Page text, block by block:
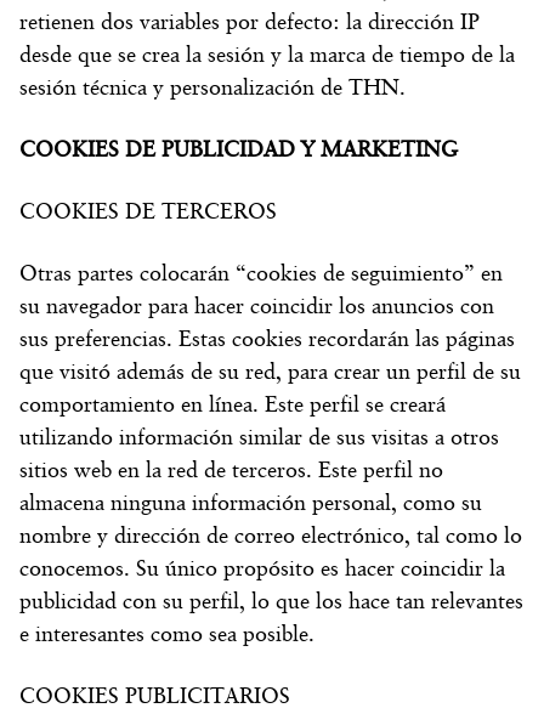
retienen dos variables por defecto: la dirección IP
desde que se crea la sesión y la marca de tiempo de la
sesión técnica y personalización de THN.
COOKIES DE PUBLICIDAD Y MARKETING
COOKIES DE TERCEROS
Otras partes colocarán “cookies de seguimiento” en
su navegador para hacer coincidir los anuncios con
sus preferencias. Estas cookies recordarán las páginas
que visitó además de su red, para crear un perfil de su
comportamiento en línea. Este perfil se creará
utilizando información similar de sus visitas a otros
sitios web en la red de terceros. Este perfil no
almacena ninguna información personal, como su
nombre y dirección de correo electrónico, tal como lo
conocemos. Su único propósito es hacer coincidir la
publicidad con su perfil, lo que los hace tan relevantes
e interesantes como sea posible.
COOKIES PUBLICITARIOS